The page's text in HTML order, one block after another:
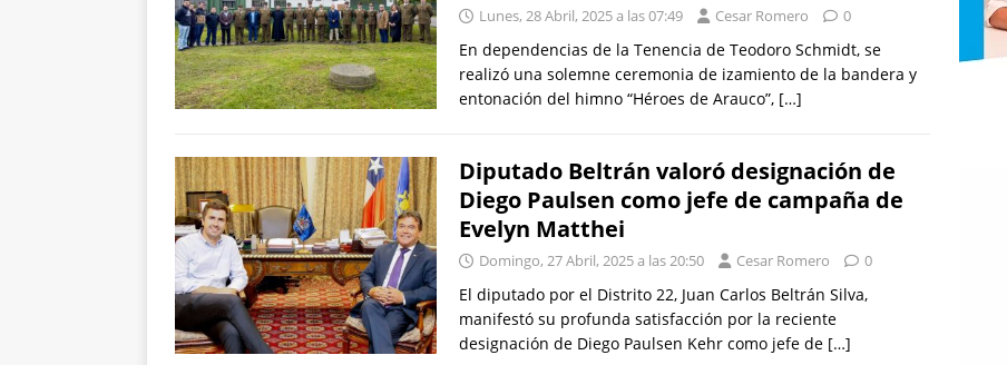
Lunes, 28 Abril, 2025 a las 07:49 Cesar Romero 0
En dependencias de la Tenencia de Teodoro Schmidt, se
realizó una solemne ceremonia de izamiento de la bandera y
entonación del himno “Héroes de Arauco”, […]
Diputado Beltrán valoró designación de
Diego Paulsen como jefe de campaña de
Evelyn Matthei
Domingo, 27 Abril, 2025 a las 20:50 Cesar Romero 0
El diputado por el Distrito 22, Juan Carlos Beltrán Silva,
manifestó su profunda satisfacción por la reciente
designación de Diego Paulsen Kehr como jefe de […]